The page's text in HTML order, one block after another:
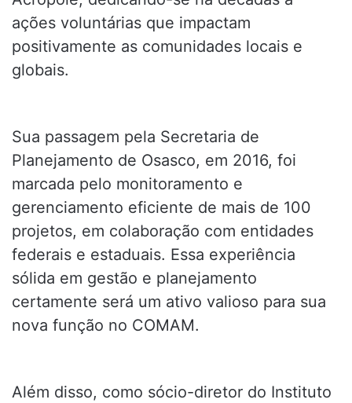
ações voluntárias que impactam
positivamente as comunidades locais e
globais.
Sua passagem pela Secretaria de
Planejamento de Osasco, em 2016, foi
marcada pelo monitoramento e
gerenciamento eficiente de mais de 100
projetos, em colaboração com entidades
federais e estaduais. Essa experiência
sólida em gestão e planejamento
certamente será um ativo valioso para sua
nova função no COMAM.
Além disso, como sócio-diretor do Instituto